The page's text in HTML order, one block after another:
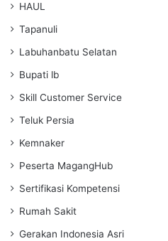
HAUL
Tapanuli
Labuhanbatu Selatan
Bupati lb
Skill Customer Service
Teluk Persia
Kemnaker
Peserta MagangHub
Sertifikasi Kompetensi
Rumah Sakit
Gerakan Indonesia Asri